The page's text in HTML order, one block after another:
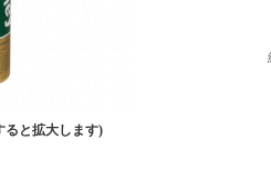
ると拡大します)